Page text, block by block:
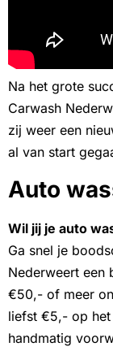
Na het grote
Carwash
zij weer een
al van start
Auto
Wil jij je auto
Ga snel je
Nederweert een
€50,- of meer
liefst €5,- op
handmatig